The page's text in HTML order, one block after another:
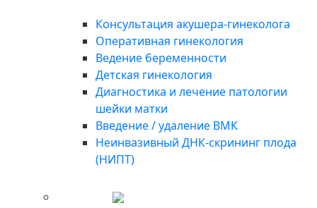
Консультация акушера-гинеколога
Оперативная гинекология
Ведение беременности
Детская гинекология
Диагностика и лечение патологии
шейки матки
Введение / удаление ВМК
Неинвазивный ДНК-скрининг плода
(НИПТ)